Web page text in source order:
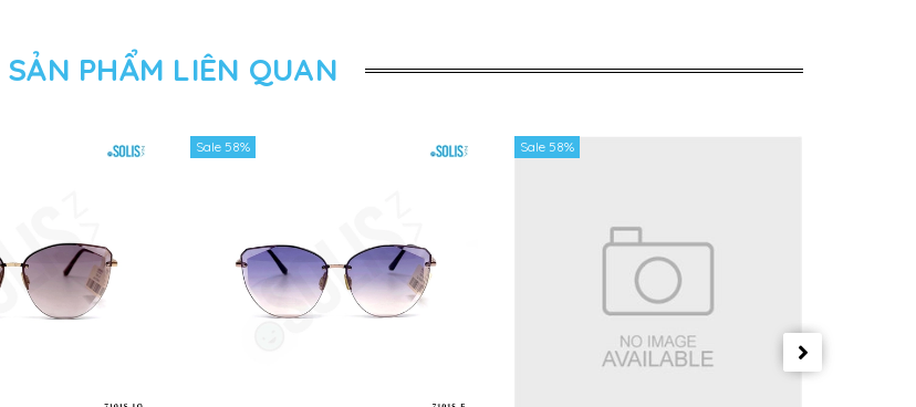
SẢN PHẨM LIÊN QUAN
Sale 58% Sale 58%